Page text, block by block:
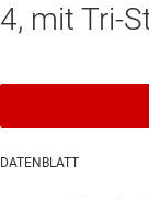
4, mit Tri-
DATENBLATT